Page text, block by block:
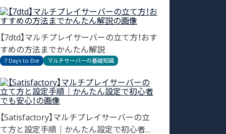
【7dtd】マルチプレイサーバーの立て方！おす
すめの方法までかんたん解説
7 Days to Die マルチサーバーの基礎知識
【Satisfactory】マルチプレイサーバーの立
て方と設定手順｜かんたん設定で初心者で